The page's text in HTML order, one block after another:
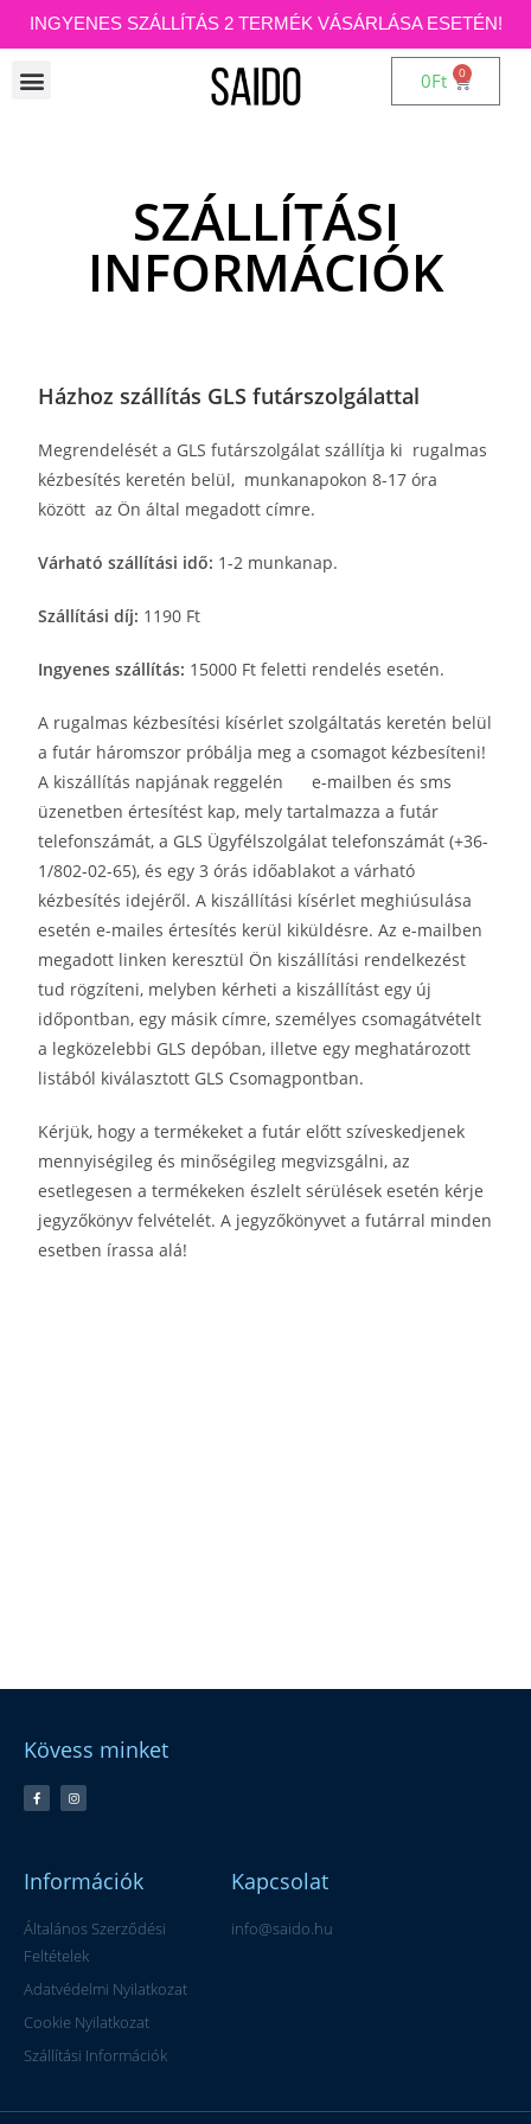
INGYENES SZÁLLÍTÁS 2 TERMÉK VÁSÁRLÁSA ESETÉN!
0Ft 0
SZÁLLÍTÁSI
INFORMÁCIÓK
Házhoz szállítás GLS futárszolgálattal
Megrendelését a GLS futárszolgálat szállítja ki rugalmas
kézbesítés keretén belül, munkanapokon 8-17 óra
között az Ön által megadott címre.
Várható szállítási idő: 1-2 munkanap.
Szállítási díj: 1190 Ft
Ingyenes szállítás: 15000 Ft feletti rendelés esetén.
A rugalmas kézbesítési kísérlet szolgáltatás keretén belül
a futár háromszor próbálja meg a csomagot kézbesíteni!
A kiszállítás napjának reggelén e-mailben és sms
üzenetben értesítést kap, mely tartalmazza a futár
telefonszámát, a GLS Ügyfélszolgálat telefonszámát (+36-
1/802-02-65), és egy 3 órás időablakot a várható
kézbesítés idejéről. A kiszállítási kísérlet meghiúsulása
esetén e-mailes értesítés kerül kiküldésre. Az e-mailben
megadott linken keresztül Ön kiszállítási rendelkezést
tud rögzíteni, melyben kérheti a kiszállítást egy új
időpontban, egy másik címre, személyes csomagátvételt
a legközelebbi GLS depóban, illetve egy meghatározott
listából kiválasztott GLS Csomagpontban.
Kérjük, hogy a termékeket a futár előtt szíveskedjenek
mennyiségileg és minőségileg megvizsgálni, az
esetlegesen a termékeken észlelt sérülések esetén kérje
jegyzőkönyv felvételét. A jegyzőkönyvet a futárral minden
esetben írassa alá!
Kövess minket
Információk
Általános Szerződési
Feltételek
Adatvédelmi Nyilatkozat
Cookie Nyilatkozat
Szállítási Információk
Kapcsolat
info@saido.hu